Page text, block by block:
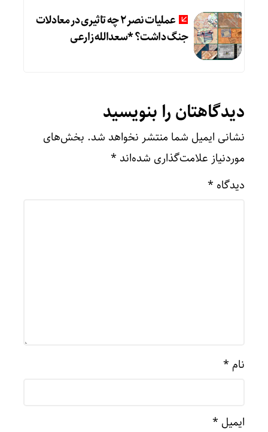
عملیات نصر ۲ چه تاثیری در معادلات
جنگ داشت؟ *سعدالله زارعی
دیدگاهتان را بنویسید
نشانی ایمیل شما منتشر نخواهد شد. بخش‌های
موردنیاز علامت‌گذاری شده‌اند *
دیدگاه *
نام *
ایمیل *